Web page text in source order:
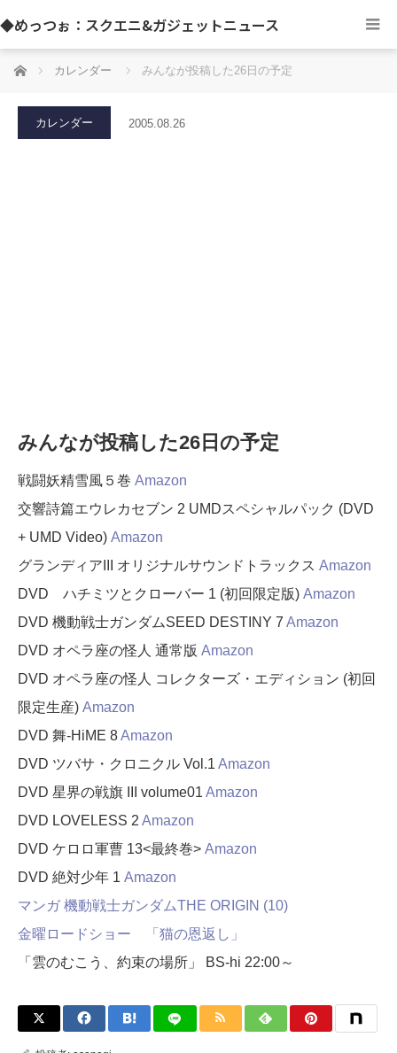
◆めっつぉ：スクエニ&ガジェットニュース
ホーム カレンダー みんなが投稿した26日の予定
カレンダー 2005.08.26
みんなが投稿した26日の予定
戦闘妖精雪風５巻 Amazon
交響詩篇エウレカセブン 2 UMDスペシャルパック (DVD
+ UMD Video) Amazon
グランディアIII オリジナルサウンドトラックス Amazon
DVD ハチミツとクローバー 1 (初回限定版) Amazon
DVD 機動戦士ガンダムSEED DESTINY 7 Amazon
DVD オペラ座の怪人 通常版 Amazon
DVD オペラ座の怪人 コレクターズ・エディション (初回
限定生産) Amazon
DVD 舞-HiME 8Amazon
DVD ツバサ・クロニクル Vol.1 Amazon
DVD 星界の戦旗 III volume01 Amazon
DVD LOVELESS 2 Amazon
DVD ケロロ軍曹 13<最終巻> Amazon
DVD 絶対少年 1 Amazon
マンガ 機動戦士ガンダムTHE ORIGIN (10)
金曜ロードショー 「猫の恩返し」
「雲のむこう、約束の場所」 BS-hi 22:00～